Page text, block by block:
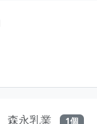
森永乳業 1個